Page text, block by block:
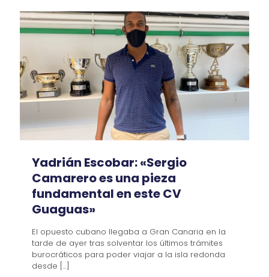
Yadrián Escobar: «Sergio
Camarero es una pieza
fundamental en este CV
Guaguas»
El opuesto cubano llegaba a Gran Canaria en la
tarde de ayer tras solventar los últimos trámites
burocráticos para poder viajar a la isla redonda
desde […]